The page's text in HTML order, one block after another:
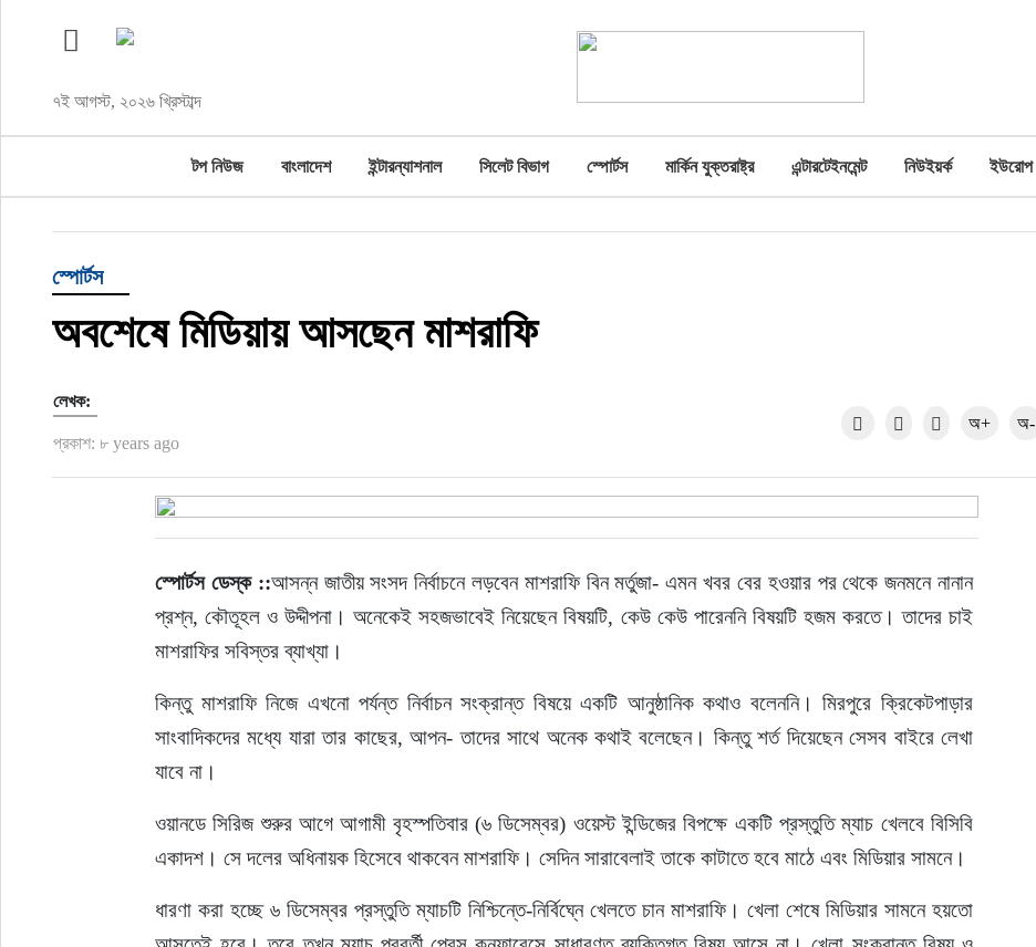
৭ই আগস্ট, ২০২৬ খ্রিস্টাব্দ
টপ নিউজ বাংলাদেশ ইন্টারন্যাশনাল সিলেট বিভাগ স্পোর্টস মার্কিন যুক্তরাষ্ট্র এন্টারটেইনমেন্ট নিউইয়র্ক ইউরোপ
স্পোর্টস
অবশেষে মিডিয়ায় আসছেন মাশরাফি
লেখক:
প্রকাশ: ৮ years ago
অ+ অ-
স্পোর্টস ডেস্ক ::আসন্ন জাতীয় সংসদ নির্বাচনে লড়বেন মাশরাফি বিন মর্তুজা- এমন খবর বের হওয়ার পর থেকে জনমনে নানান
প্রশ্ন, কৌতূহল ও উদ্দীপনা। অনেকেই সহজভাবেই নিয়েছেন বিষয়টি, কেউ কেউ পারেননি বিষয়টি হজম করতে। তাদের চাই
মাশরাফির সবিস্তর ব্যাখ্যা।
কিন্তু মাশরাফি নিজে এখনো পর্যন্ত নির্বাচন সংক্রান্ত বিষয়ে একটি আনুষ্ঠানিক কথাও বলেননি। মিরপুরে ক্রিকেটপাড়ার
সাংবাদিকদের মধ্যে যারা তার কাছের, আপন- তাদের সাথে অনেক কথাই বলেছেন। কিন্তু শর্ত দিয়েছেন সেসব বাইরে লেখা
যাবে না।
ওয়ানডে সিরিজ শুরুর আগে আগামী বৃহস্পতিবার (৬ ডিসেম্বর) ওয়েস্ট ইন্ডিজের বিপক্ষে একটি প্রস্তুতি ম্যাচ খেলবে বিসিবি
একাদশ। সে দলের অধিনায়ক হিসেবে থাকবেন মাশরাফি। সেদিন সারাবেলাই তাকে কাটাতে হবে মাঠে এবং মিডিয়ার সামনে।
ধারণা করা হচ্ছে ৬ ডিসেম্বর প্রস্তুতি ম্যাচটি নিশ্চিন্তে-নির্বিঘ্নে খেলতে চান মাশরাফি। খেলা শেষে মিডিয়ার সামনে হয়তো